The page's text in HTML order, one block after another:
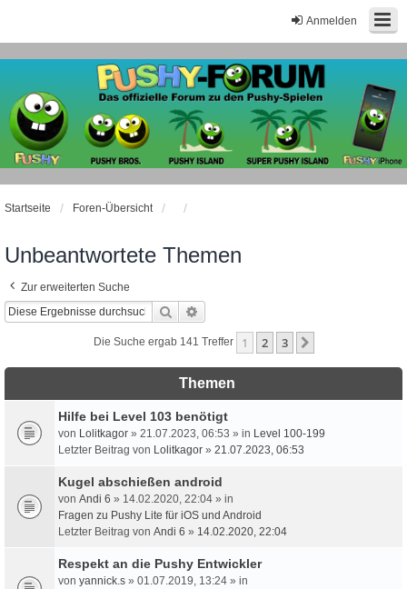
Anmelden
Startseite Foren-Übersicht
Unbeantwortete Themen
Zur erweiterten Suche
Suche
Die Suche ergab 141 Treffer 1 2 3
Themen
Hilfe bei Level 103 benötigt
von Lolitkagor » 21.07.2023, 06:53 » in Level 100-199
Letzter Beitrag von Lolitkagor » 21.07.2023, 06:53
Kugel abschießen android
von Andi 6 » 14.02.2020, 22:04 » in
Fragen zu Pushy Lite für iOS und Android
Letzter Beitrag von Andi 6 » 14.02.2020, 22:04
Respekt an die Pushy Entwickler
von yannick.s » 01.07.2019, 13:24 » in